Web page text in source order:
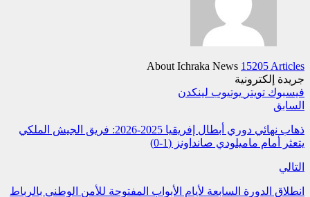
About Ichraka News 15205 Articles
جريدة إلكترونية
فيسبوك تويتر يوتيوب لينكدن
السابق
ذهاب نهائي دوري أبطال إفريقيا 2025-2026: فريق الجيش الملكي
يتعثر أمام ماميلودي صانداونز (1-0)
التالي
انطلاق الدورة السابعة لأيام الأبواب المفتوحة للأمن الوطني بالرباط